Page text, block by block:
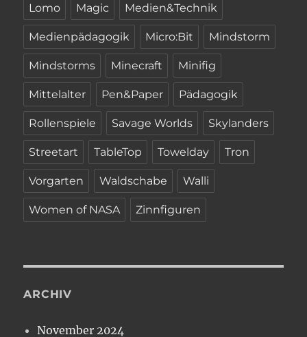
Lomo Magic Medien&Technik
Medienpädagogik Micro:Bit Mindstorm
Mindstorms Minecraft Minifig
Mittelalter Pen&Paper Pädagogik
Rollenspiele Savage Worlds Skylanders
Streetart TableTop Towelday Tron
Vorgarten Waldschabe Walli
Women of NASA Zinnfiguren
ARCHIV
November 2024